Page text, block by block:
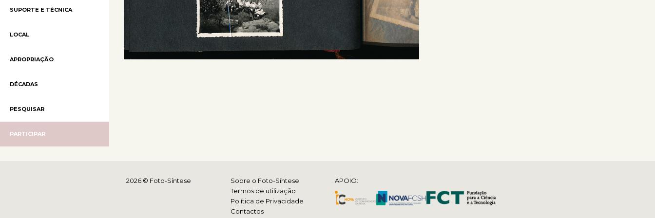
SUPORTE E TÉCNICA
LOCAL
APROPRIAÇÃO
DÉCADAS
PESQUISAR
PARTICIPAR
Sobre o Foto-Síntese
Termos de utilização
Política de Privacidade
Contactos
APOIO:
2026 © Foto-Síntese